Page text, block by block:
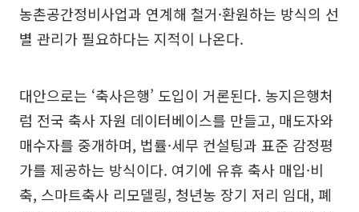
농촌공간정비사업과 연계해 철거·환원하는 방식의 선
별 관리가 필요하다는 지적이 나온다.
대안으로는 ‘축사은행’ 도입이 거론된다. 농지은행처
럼 전국 축사 자원 데이터베이스를 만들고, 매도자와
매수자를 중개하며, 법률·세무 컨설팅과 표준 감정평
가를 제공하는 방식이다. 여기에 유휴 축사 매입·비
축, 스마트축사 리모델링, 청년농 장기 저리 임대, 폐